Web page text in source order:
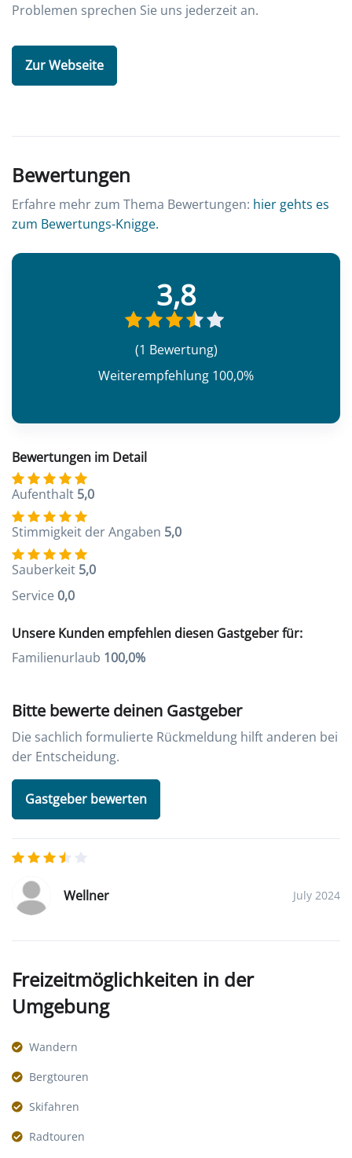
Problemen sprechen Sie uns jederzeit an.
Zur Webseite
Bewertungen
Erfahre mehr zum Thema Bewertungen: hier gehts es
zum Bewertungs-Knigge.
3,8
(1 Bewertung)
Weiterempfehlung 100,0%
Bewertungen im Detail
Aufenthalt 5,0
Stimmigkeit der Angaben 5,0
Sauberkeit 5,0
Service 0,0
Unsere Kunden empfehlen diesen Gastgeber für:
Familienurlaub 100,0%
Bitte bewerte deinen Gastgeber
Die sachlich formulierte Rückmeldung hilft anderen bei
der Entscheidung.
Gastgeber bewerten
Wellner July 2024
Freizeitmöglichkeiten in der
Umgebung
Wandern
Bergtouren
Skifahren
Radtouren